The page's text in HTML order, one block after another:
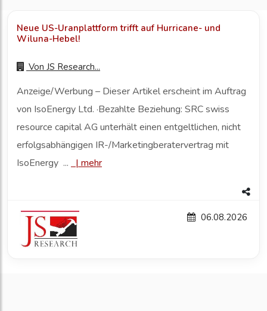
Neue US-Uranplattform trifft auf Hurricane- und
Wiluna-Hebel!
Von JS Research...
Anzeige/Werbung – Dieser Artikel erscheint im Auftrag
von IsoEnergy Ltd. ·Bezahlte Beziehung: SRC swiss
resource capital AG unterhält einen entgeltlichen, nicht
erfolgsabhängigen IR-/Marketingberatervertrag mit
IsoEnergy ...
| mehr
06.08.2026